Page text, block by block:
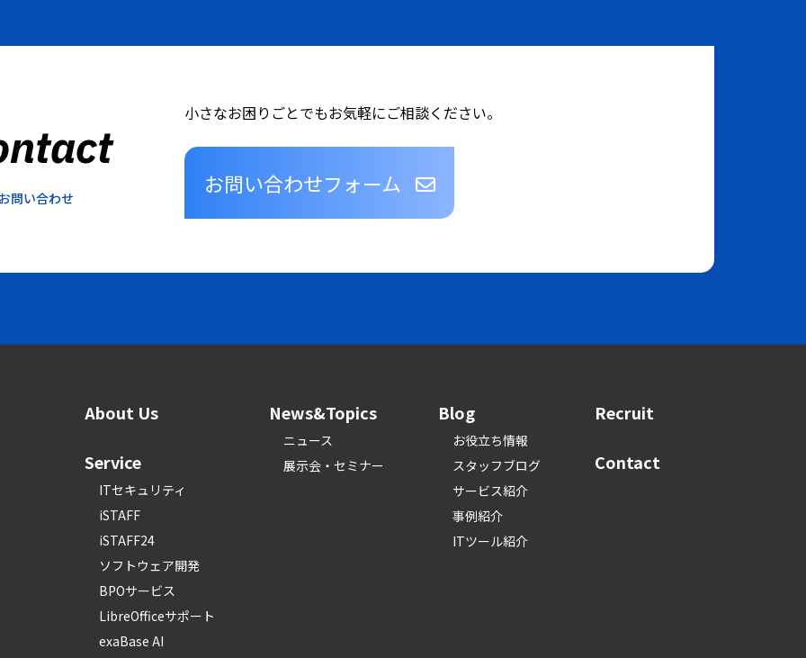
問い合わせ
小さなお困りごとでもお気軽にご相談ください。
お問い合わせフォーム
About Us
Service
ITセキュリティ
iSTAFF
iSTAFF24
ソフトウェア開発
BPOサービス
LibreOfficeサポート
exaBase AI
News&Topics
ニュース
展示会・セミナー
Blog
お役立ち情報
スタッフブログ
サービス紹介
事例紹介
ITツール紹介
Recruit
Contact